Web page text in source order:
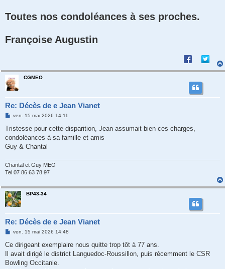
Toutes nos condoléances à ses proches.
Françoise Augustin
CGMEO
Re: Décès de e Jean Vianet
M
s
a
g
e
ven. 15 mai 2026 14:11
Tristesse pour cette disparition, Jean assumait bien ces charges,
condoléances à sa famille et amis
Guy & Chantal
Chantal et Guy MEO
Tel 07 86 63 78 97
BP43-34
Re: Décès de e Jean Vianet
M
s
a
g
ven. 15 mai 2026 14:48
Ce dirigeant exemplaire nous quitte trop tôt à 77 ans.
Il avait dirigé le district Languedoc-Roussillon, puis récemment le CSR
Bowling Occitanie.